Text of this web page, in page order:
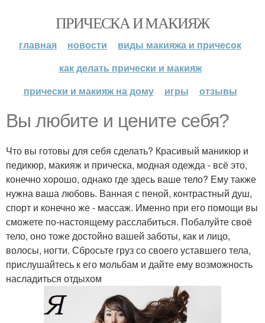
ПРИЧЕСКА И МАКИЯЖ
главная новости
виды макияжа и причесок
как делать прически и макияж
прически и макияж на дому
игры отзывы
Вы любите и цените себя?
Что вы готовы для себя сделать? Красивый маникюр и
педикюр, макияж и прическа, модная одежда - всё это,
конечно хорошо, однако где здесь ваше тело? Ему также
нужна ваша любовь. Ванная с пеной, контрастный душ,
спорт и конечно же - массаж. Именно при его помощи вы
сможете по-настоящему расслабиться. Побалуйте своё
тело, оно тоже достойно вашей заботы, как и лицо,
волосы, ногти. Сбросьте груз со своего уставшего тела,
прислушайтесь к его мольбам и дайте ему возможность
насладиться отдыхом